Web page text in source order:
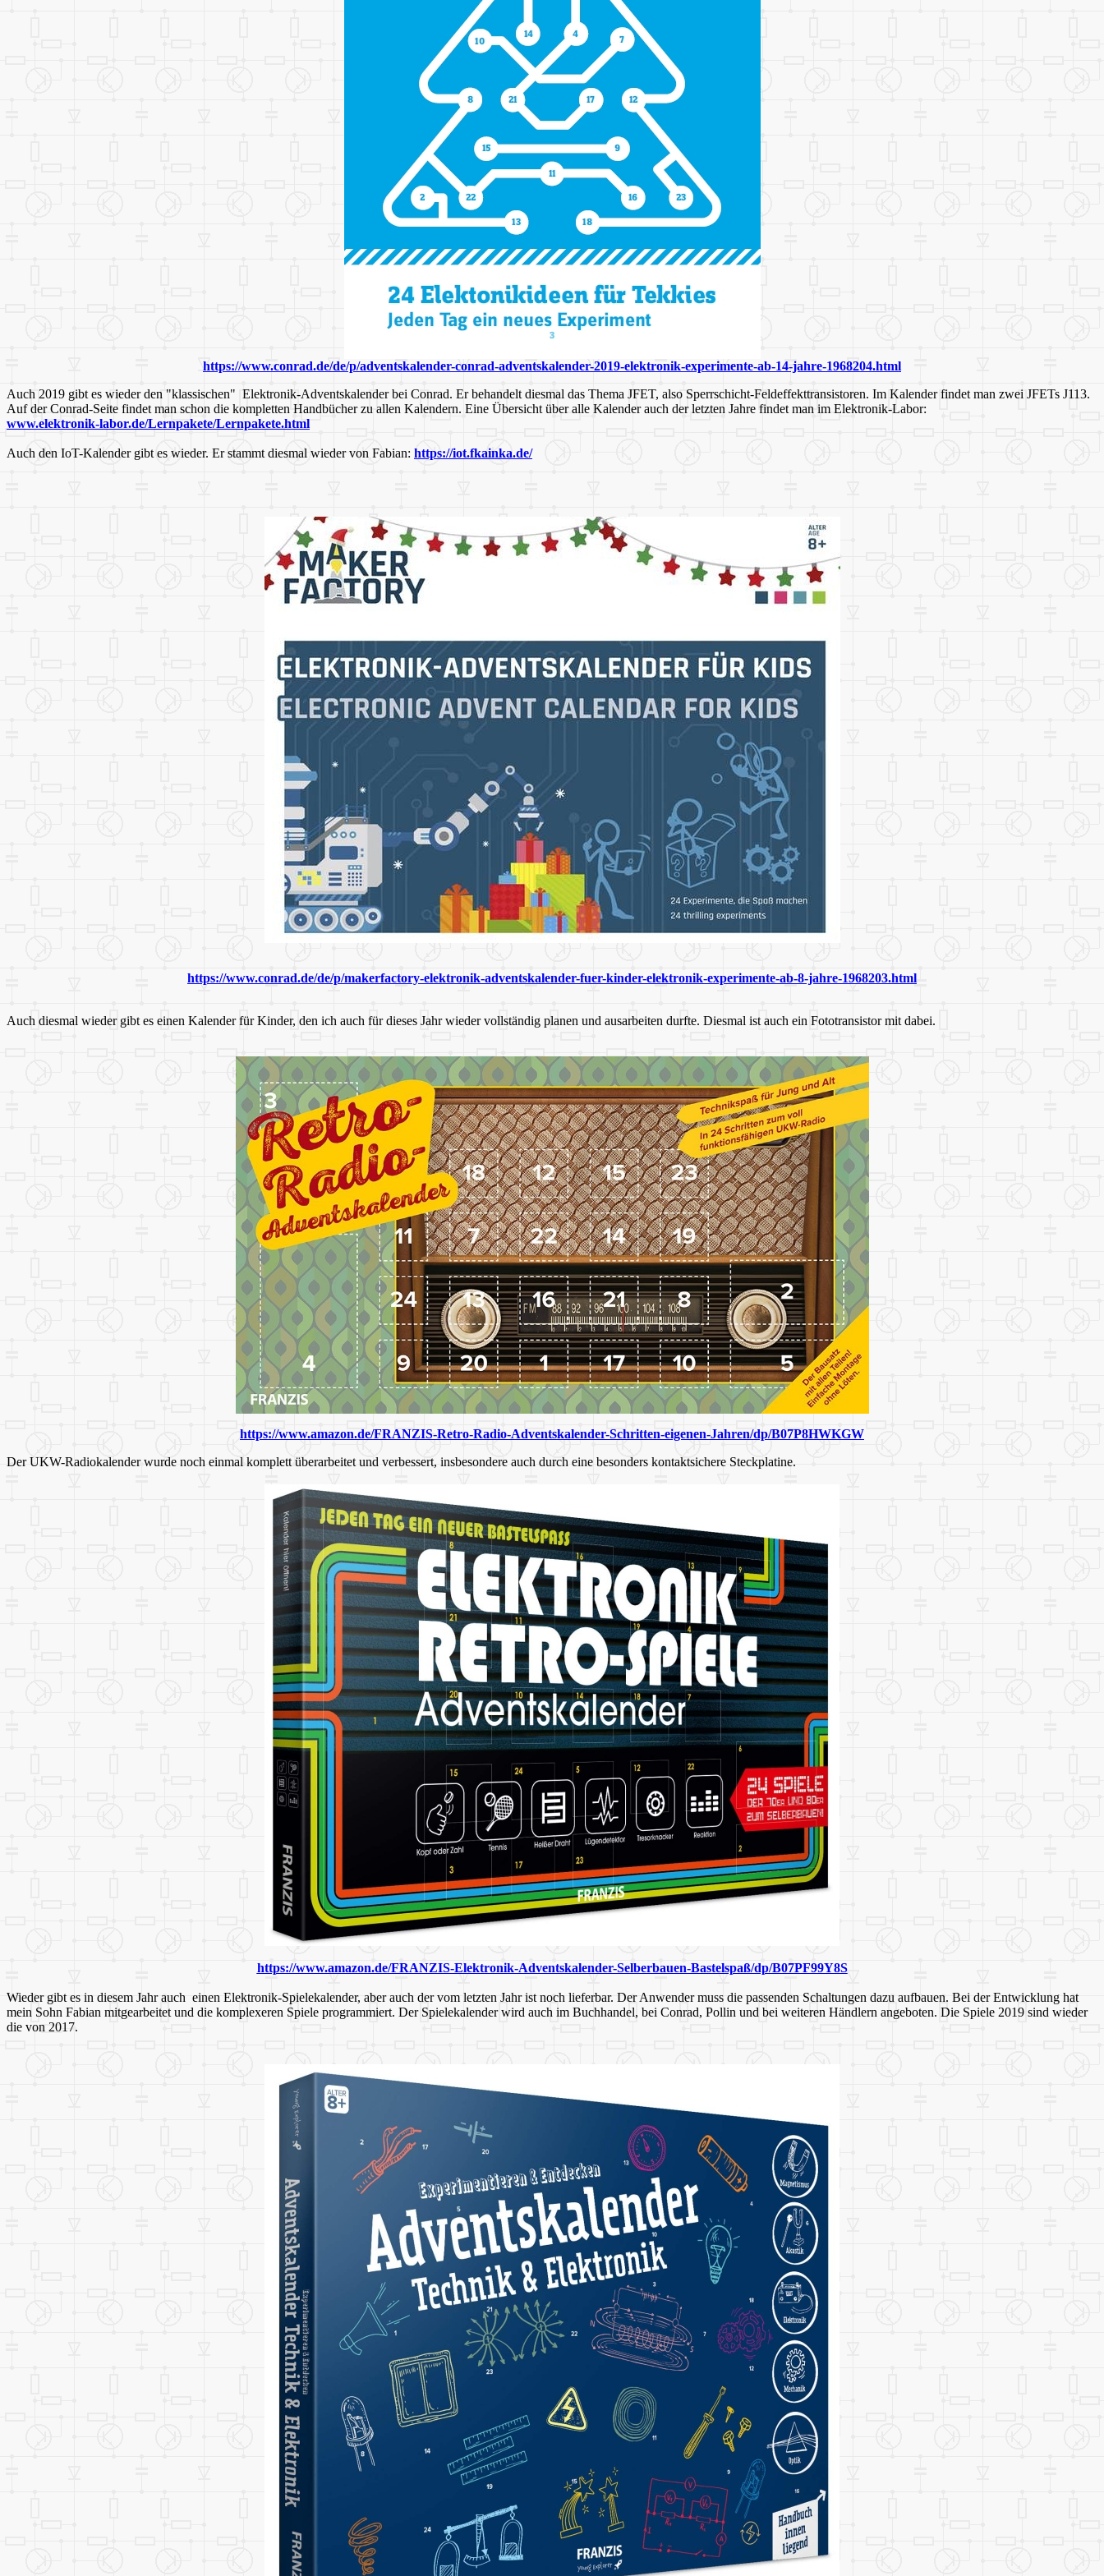
https://www.conrad.de/de/p/adventskalender-conrad-adventskalender-2019-elektronik-experimente-ab-14-jahre-1968204.html
Auch 2019 gibt es wieder den "klassischen" Elektronik-Adventskalender bei Conrad. Er behandelt diesmal das Thema JFET, also Sperrschicht-Feldeffekttransistoren. Im Kalender findet man zwei JFETs J113.
Auf der Conrad-Seite findet man schon die kompletten Handbücher zu allen Kalendern. Eine Übersicht über alle Kalender auch der letzten Jahre findet man im Elektronik-Labor:
www.elektronik-labor.de/Lernpakete/Lernpakete.html
Auch den IoT-Kalender gibt es wieder. Er stammt diesmal wieder von Fabian: https://iot.fkainka.de/
https://www.conrad.de/de/p/makerfactory-elektronik-adventskalender-fuer-kinder-elektronik-experimente-ab-8-jahre-1968203.html
Auch diesmal wieder gibt es einen Kalender für Kinder, den ich auch für dieses Jahr wieder vollständig planen und ausarbeiten durfte. Diesmal ist auch ein Fototransistor mit dabei.
https://www.amazon.de/FRANZIS-Retro-Radio-Adventskalender-Schritten-eigenen-Jahren/dp/B07P8HWKGW
Der UKW-Radiokalender wurde noch einmal komplett überarbeitet und verbessert, insbesondere auch durch eine besonders kontaktsichere Steckplatine.
https://www.amazon.de/FRANZIS-Elektronik-Adventskalender-Selberbauen-Bastelspaß/dp/B07PF99Y8S
Wieder gibt es in diesem Jahr auch einen Elektronik-Spielekalender, aber auch der vom letzten Jahr ist noch lieferbar. Der Anwender muss die passenden Schaltungen dazu aufbauen. Bei der Entwicklung hat
mein Sohn Fabian mitgearbeitet und die komplexeren Spiele programmiert. Der Spielekalender wird auch im Buchhandel, bei Conrad, Pollin und bei weiteren Händlern angeboten. Die Spiele 2019 sind wieder
die von 2017.